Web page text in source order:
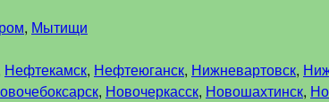
, Мытищи
Нефтекамск, Нефтеюганск, Нижневартовск,
, Новочеркасск, Новошахтинск,